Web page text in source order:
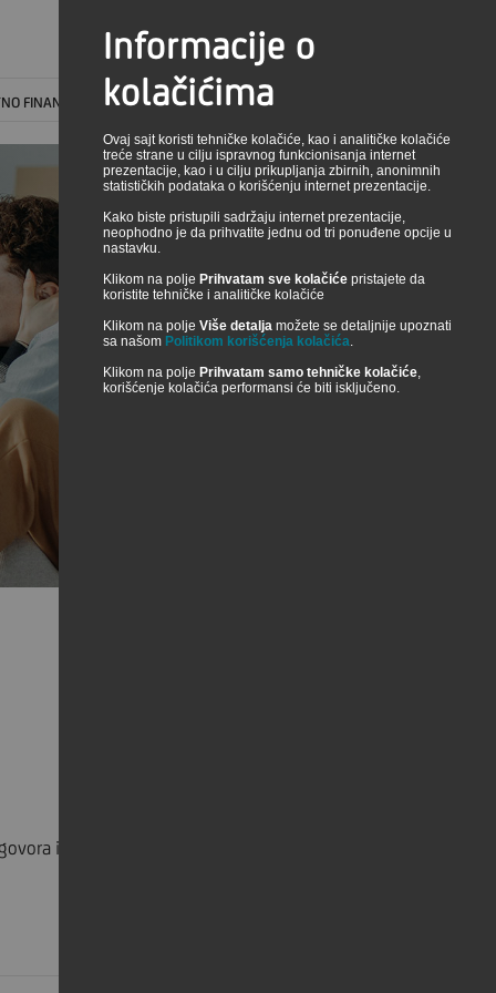
FINANSIRANJE
KONTAKTI
i založne izjave)
Informacije o
kolačićima
Ovaj sajt koristi tehničke kolačiće, kao i analitičke kolačiće
treće strane u cilju ispravnog funkcionisanja internet
prezentacije, kao i u cilju prikupljanja zbirnih, anonimnih
statističkih podataka o korišćenju internet prezentacije.
Kako biste pristupili sadržaju internet prezentacije,
neophodno je da prihvatite jednu od tri ponuđene opcije u
nastavku.
Klikom na polje Prihvatam sve kolačiće pristajete da
koristite tehničke i analitičke kolačiće
Klikom na polje Više detalja možete se detaljnije upoznati
sa našom Politikom korišćenja kolačića.
Klikom na polje Prihvatam samo tehničke kolačiće,
korišćenje kolačića performansi će biti isključeno.